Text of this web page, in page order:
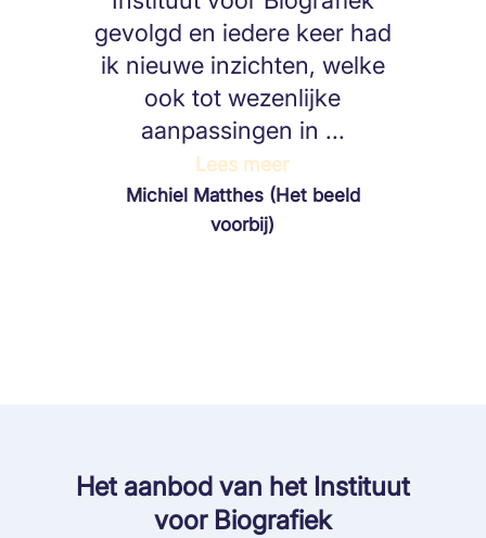
gevolgd en iedere keer had
ik nieuwe inzichten, welke
ook tot wezenlijke
aanpassingen in ...
Lees meer
Michiel Matthes (Het beeld
voorbij)
Het aanbod van het Instituut
voor Biografiek